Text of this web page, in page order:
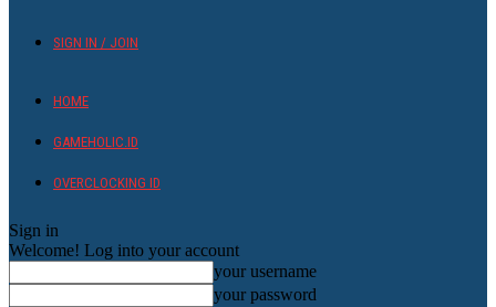
SIGN IN / JOIN
HOME
GAMEHOLIC.ID
OVERCLOCKING ID
Sign in
Welcome! Log into your account
your username
your password